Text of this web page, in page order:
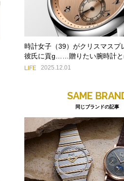
時計女子（39）がクリスマスプ
彼氏に貢g……贈りたい腕時計と
LIFE 2025.12.01
SAME
同じブランドの記事